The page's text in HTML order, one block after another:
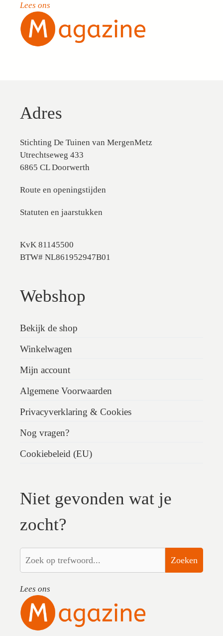
Lees ons
Adres
Stichting De Tuinen van MergenMetz
Utrechtseweg 433
6865 CL Doorwerth
Route en openingstijden
Statuten en jaarstukken
KvK 81145500
BTW# NL861952947B01
Webshop
Bekijk de shop
Winkelwagen
Mijn account
Algemene Voorwaarden
Privacyverklaring & Cookies
Nog vragen?
Cookiebeleid (EU)
Niet gevonden wat je
zocht?
Zoeken
Lees ons